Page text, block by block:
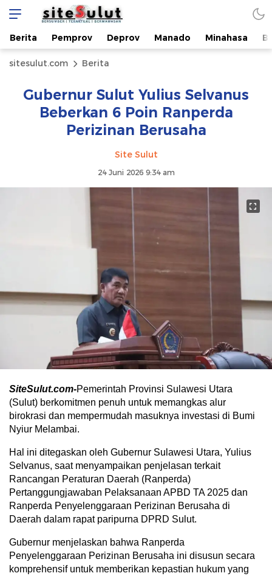
Berita Pemprov Deprov Manado Minahasa
sitesulut.com Berita
Gubernur Sulut Yulius Selvanus
Beberkan 6 Poin Ranperda
Perizinan Berusaha
Site Sulut
24 Juni 2026 9:34 am
SiteSulut.com-Pemerintah Provinsi Sulawesi Utara
(Sulut) berkomitmen penuh untuk memangkas alur
birokrasi dan mempermudah masuknya investasi di Bumi
Nyiur Melambai.
​Hal ini ditegaskan oleh Gubernur Sulawesi Utara, Yulius
Selvanus, saat menyampaikan penjelasan terkait
Rancangan Peraturan Daerah (Ranperda)
Pertanggungjawaban Pelaksanaan APBD TA 2025 dan
Ranperda Penyelenggaraan Perizinan Berusaha di
Daerah dalam rapat paripurna DPRD Sulut.
​Gubernur menjelaskan bahwa Ranperda
Penyelenggaraan Perizinan Berusaha ini disusun secara
komprehensif untuk memberikan kepastian hukum yang